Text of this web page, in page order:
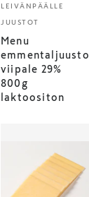
LEIVÄNPÄÄLLE
JUUSTOT
Menu
emmentaljuusto
viipale 29%
800g
laktoositon